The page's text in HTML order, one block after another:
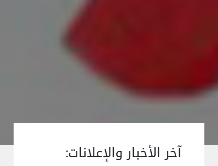
آخر الأخبار والإعلانات: